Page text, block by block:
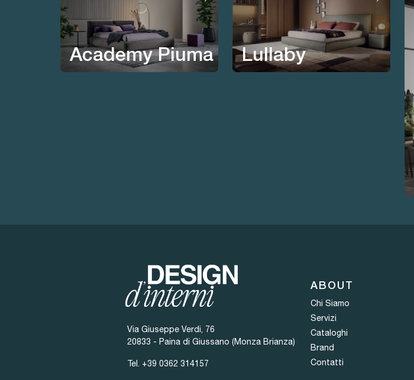
Academy Piuma Lullaby
Via Giuseppe Verdi, 76
20833 - Paina di Giussano (Monza Brianza)
Tel. +39 0362 314157
ABOUT
Chi Siamo
Servizi
Cataloghi
Brand
Contatti